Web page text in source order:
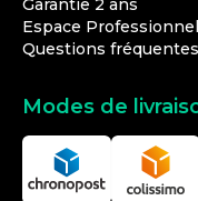
Garantie 2 ans
Espace
Questions fréquentes
Modes de